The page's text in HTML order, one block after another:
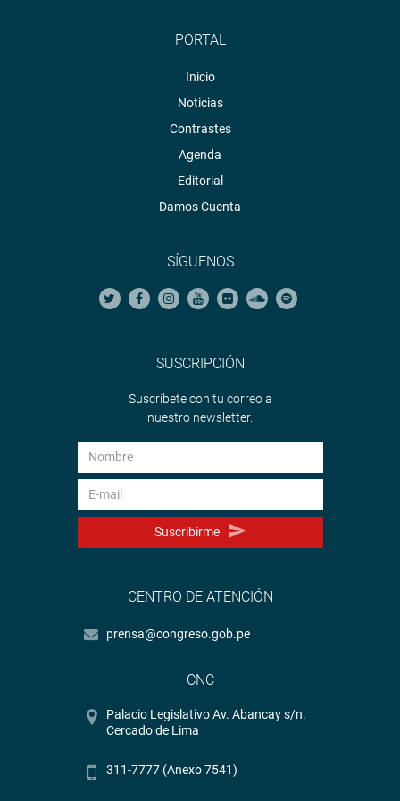
PORTAL
Inicio
Noticias
Contrastes
Agenda
Editorial
Damos Cuenta
SÍGUENOS
SUSCRIPCIÓN
Suscríbete con tu correo a
nuestro newsletter.
Suscribirme
CENTRO DE ATENCIÓN
prensa@congreso.gob.pe
CNC
Palacio Legislativo Av. Abancay s/n.
Cercado de Lima
311-7777 (Anexo 7541)